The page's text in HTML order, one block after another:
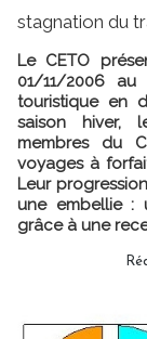
stagnation du
Le CETO
01/11/2006
touristique en
saison hiver,
membres du
voyages à
Leur
une embellie :
grâce à une